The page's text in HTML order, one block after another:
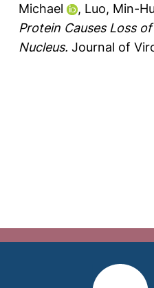
Michael
, Luo, Min-
Protein Causes Loss
Nucleus. Journal of